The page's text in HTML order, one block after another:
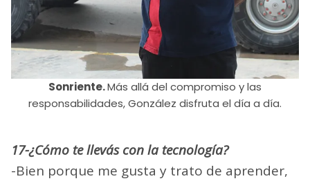
Sonriente.Más allá del compromiso y las
responsabilidades, González disfruta el día a día.
17-¿Cómo te llevás con la tecnología?
-Bien porque me gusta y trato de aprender,